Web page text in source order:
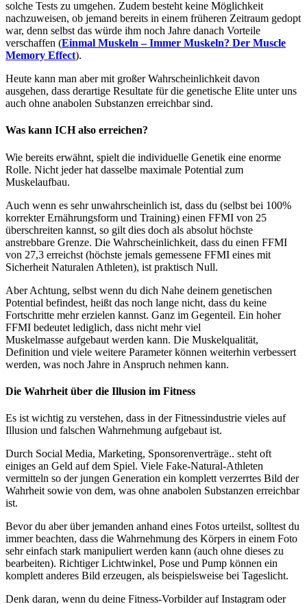
solche Tests zu umgehen. Zudem besteht keine Möglichkeit
nachzuweisen, ob jemand bereits in einem früheren Zeitraum gedopt
war, denn selbst das würde ihm noch Jahre danach Vorteile
verschaffen (Einmal Muskeln – Immer Muskeln? Der Muscle
Memory Effect).
Heute kann man aber mit großer Wahrscheinlichkeit davon
ausgehen, dass derartige Resultate für die genetische Elite unter uns
auch ohne anabolen Substanzen erreichbar sind.
Was kann ICH also erreichen?
Wie bereits erwähnt, spielt die individuelle Genetik eine enorme
Rolle. Nicht jeder hat dasselbe maximale Potential zum
Muskelaufbau.
Auch wenn es sehr unwahrscheinlich ist, dass du (selbst bei 100%
korrekter Ernährungsform und Training) einen FFMI von 25
überschreiten kannst, so gilt dies doch als absolut höchste
anstrebbare Grenze. Die Wahrscheinlichkeit, dass du einen FFMI
von 27,3 erreichst (höchste jemals gemessene FFMI eines mit
Sicherheit Naturalen Athleten), ist praktisch Null.
Aber Achtung, selbst wenn du dich Nahe deinem genetischen
Potential befindest, heißt das noch lange nicht, dass du keine
Fortschritte mehr erzielen kannst. Ganz im Gegenteil. Ein hoher
FFMI bedeutet lediglich, dass nicht mehr viel
Muskelmasse aufgebaut werden kann. Die Muskelqualität,
Definition und viele weitere Parameter können weiterhin verbessert
werden, was noch Jahre in Anspruch nehmen kann.
Die Wahrheit über die Illusion im Fitness
Es ist wichtig zu verstehen, dass in der Fitnessindustrie vieles auf
Illusion und falschen Wahrnehmung aufgebaut ist.
Durch Social Media, Marketing, Sponsorenverträge.. steht oft
einiges an Geld auf dem Spiel. Viele Fake-Natural-Athleten
vermitteln so der jungen Generation ein komplett verzerrtes Bild der
Wahrheit sowie von dem, was ohne anabolen Substanzen erreichbar
ist.
Bevor du aber über jemanden anhand eines Fotos urteilst, solltest du
immer beachten, dass die Wahrnehmung des Körpers in einem Foto
sehr einfach stark manipuliert werden kann (auch ohne dieses zu
bearbeiten). Richtiger Lichtwinkel, Pose und Pump können ein
komplett anderes Bild erzeugen, als beispielsweise bei Tageslicht.
Denk daran, wenn du deine Fitness-Vorbilder auf Instagram oder